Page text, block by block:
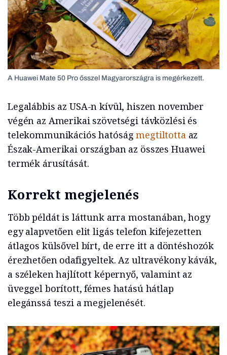
A Huawei Mate 50 Pro ősszel Magyarországra is megérkezett.
Legalábbis az USA-n kívül, hiszen november
végén az Amerikai szövetségi távközlési és
telekommunikációs hatóságmegtiltotta az
Észak-Amerikai országban az összes Huawei
termék árusítását.
Korrekt megjelenés
Több példát is láttunk arra mostanában, hogy
egy alapvetően elit ligás telefon kifejezetten
átlagos külsővel bírt, de erre itt a döntéshozók
érezhetően odafigyeltek. Az ultravékony kávák,
a széleken hajlított képernyő, valamint az
üveggel borított, fémes hatású hátlap
elegánssá teszi a megjelenését.